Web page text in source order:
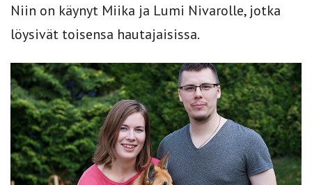
Niin on käynyt ­Miika ja Lumi Nivarolle, jotka
löysivät toisensa hautajaisissa.